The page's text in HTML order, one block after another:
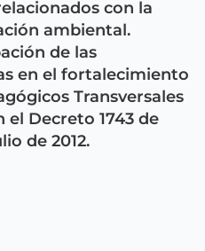
con la
ambiental.
de las
en el fortalecimiento
Transversales
el Decreto 1743 de
de 2012.